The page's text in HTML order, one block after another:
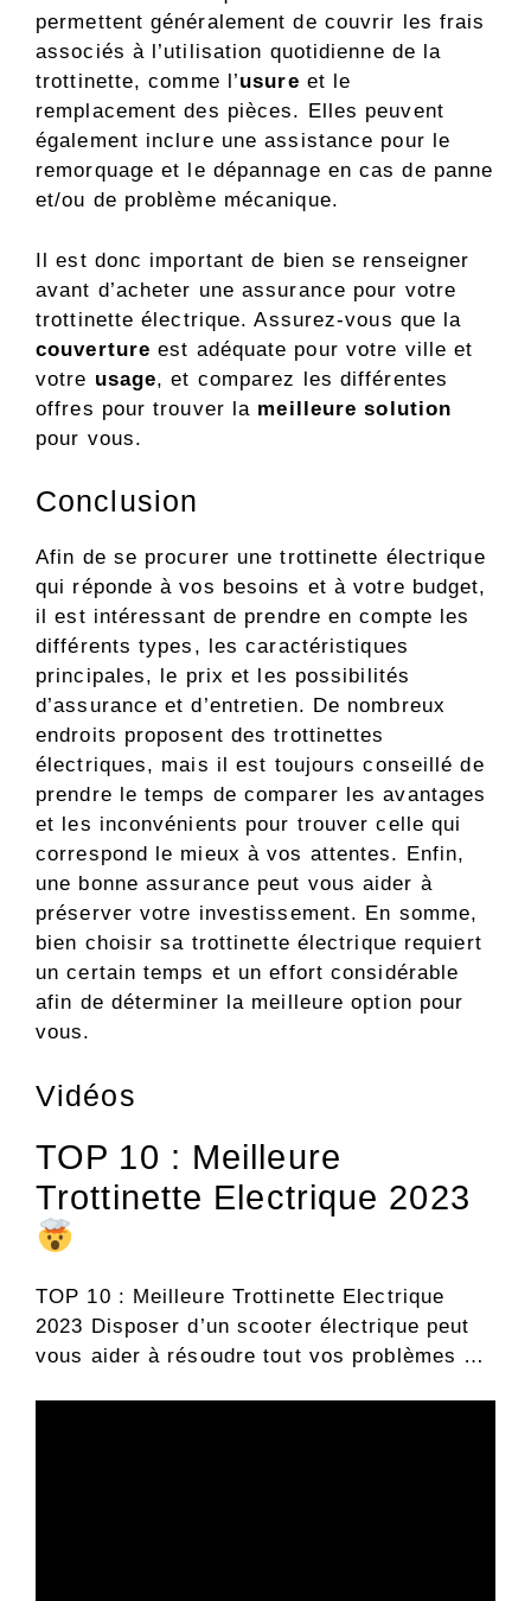
permettent généralement de couvrir les frais
associés à l’utilisation quotidienne de la
trottinette, comme l’usure et le
remplacement des pièces. Elles peuvent
également inclure une assistance pour le
remorquage et le dépannage en cas de panne
et/ou de problème mécanique.
Il est donc important de bien se renseigner
avant d’acheter une assurance pour votre
trottinette électrique. Assurez-vous que la
couverture est adéquate pour votre ville et
votre usage, et comparez les différentes
offres pour trouver la meilleure solution
pour vous.
Conclusion
Afin de se procurer une trottinette électrique
qui réponde à vos besoins et à votre budget,
il est intéressant de prendre en compte les
différents types, les caractéristiques
principales, le prix et les possibilités
d’assurance et d’entretien. De nombreux
endroits proposent des trottinettes
électriques, mais il est toujours conseillé de
prendre le temps de comparer les avantages
et les inconvénients pour trouver celle qui
correspond le mieux à vos attentes. Enfin,
une bonne assurance peut vous aider à
préserver votre investissement. En somme,
bien choisir sa trottinette électrique requiert
un certain temps et un effort considérable
afin de déterminer la meilleure option pour
vous.
Vidéos
TOP 10 : Meilleure
Trottinette Electrique 2023
TOP 10 : Meilleure Trottinette Electrique
2023 Disposer d’un scooter électrique peut
vous aider à résoudre tout vos problèmes …